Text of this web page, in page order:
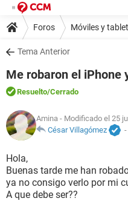
Foros Móviles y
Tema Anterior
Me robaron el iPhone
Resuelto/Cerrado
Amina - Modificado el 25
César Villagómez
-
Hola,
Buenas tarde me han
ya no consigo verlo por mi
A que debe ser??